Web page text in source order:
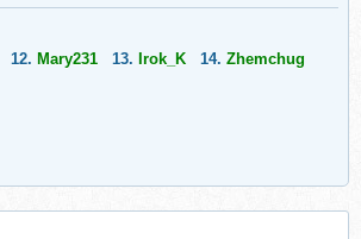
12. Mary231 13. Irok_K 14. Zhemchug